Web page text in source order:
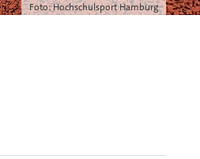
Foto: Hochschulsport Hamburg